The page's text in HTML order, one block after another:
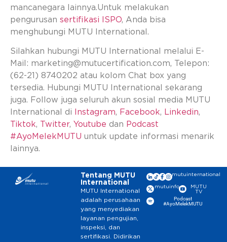
mancanegara lainnya.Untuk melakukan
pengurusan sertifikasi ISPO, Anda bisa
menghubungi MUTU International.
Silahkan hubungi MUTU International melalui E-
Mail: marketing@mutucertification.com, Telepon:
(62-21) 8740202 atau kolom Chat box yang
tersedia. Hubungi MUTU International sekarang
juga. Follow juga seluruh akun sosial media MUTU
International di
Instagram, Facebook, Linkedin,
Tiktok, Twitter, Youtube dan Podcast
#AyoMelekMUTU untuk update informasi menarik
lainnya.
Tentang MUTU
International
MUTU International
adalah perusahaan
yang menyediakan
layanan pengujian,
inspeksi, dan
sertifikasi. Didirikan
mutuinternational
mutuinfo
MUTU
TV
Podcast
#AyoMelekMUTU